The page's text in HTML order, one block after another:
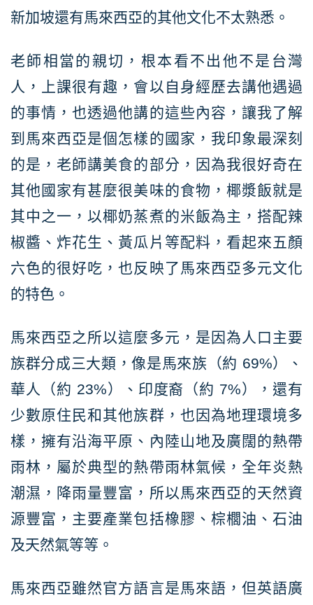
新加坡還有馬來西亞的其他文化不太熟悉。
老師相當的親切，根本看不出他不是台灣
人，上課很有趣，會以自身經歷去講他遇過
的事情，也透過他講的這些內容，讓我了解
到馬來西亞是個怎樣的國家，我印象最深刻
的是，老師講美食的部分，因為我很好奇在
其他國家有甚麼很美味的食物，椰漿飯就是
其中之一，以椰奶蒸煮的米飯為主，搭配辣
椒醬、炸花生、黃瓜片等配料，看起來五顏
六色的很好吃，也反映了馬來西亞多元文化
的特色。
馬來西亞之所以這麼多元，是因為人口主要
族群分成三大類，像是馬來族（約 69%）、
華人（約 23%）、印度裔（約 7%），還有
少數原住民和其他族群，也因為地理環境多
樣，擁有沿海平原、內陸山地及廣闊的熱帶
雨林，屬於典型的熱帶雨林氣候，全年炎熱
潮濕，降雨量豐富，所以馬來西亞的天然資
源豐富，主要產業包括橡膠、棕櫚油、石油
及天然氣等等。
馬來西亞雖然官方語言是馬來語，但英語廣